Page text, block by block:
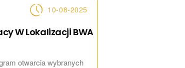
10-08-2025
W Lokalizacji BWA
otwarcia wybranych